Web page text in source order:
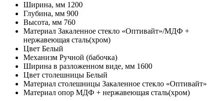
Ширина, мм 1200
Глубина, мм 900
Высота, мм 760
Материал Закаленное стекло «Оптивайт»/МДФ +
нержавеющая сталь(хром)
Цвет Белый
Механизм Ручной (бабочка)
Ширина в разложенном виде, мм 1600
Цвет столешницы Белый
Материал столешницы Закаленное стекло «Оптивайт»
Материал опор МДФ + нержавеющая сталь(хром)